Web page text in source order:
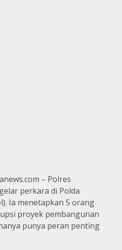
– Polres
perkara di Polda
Ia menetapkan 5 orang
proyek pembangunan
punya peran penting